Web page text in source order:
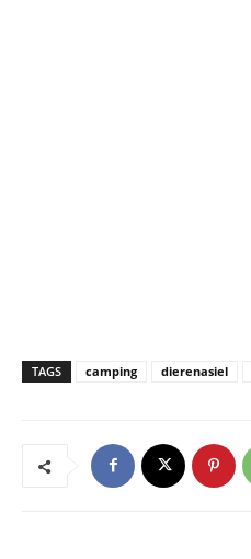
TAGS camping dierenasiel